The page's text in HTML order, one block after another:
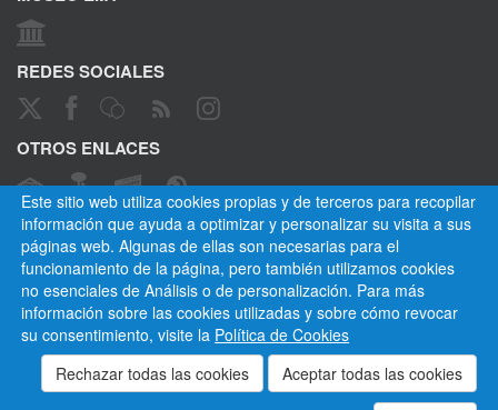
Este sitio web utiliza cookies propias y de terceros para recopilar
información que ayuda a optimizar y personalizar su visita a sus
páginas web. Algunas de ellas son necesarias para el
funcionamiento de la página, pero también utilizamos cookies
no esenciales de Análisis o de personalización. Para más
información sobre las cookies utilizadas y sobre cómo revocar
su consentimiento, visite la Política de Cookies
REDES SOCIALES
OTROS ENLACES
CANAL ÉTICO
Empresa Municipal de Transportes de Madrid, S. A.
Aviso legal
Normativa
Mapa del sitio
Cookies
Privacidad
Contactar
Empleados